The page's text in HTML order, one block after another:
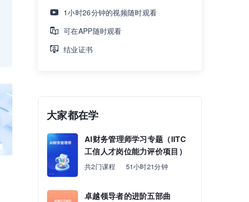
1小时26分钟的视频随时观看
可在APP随时观看
结业证书
大家都在学
AI财务管理师学习专题（IITC
工信人才岗位能力评价项目）
共2门课程 51小时21分钟
卓越领导者的进阶五部曲